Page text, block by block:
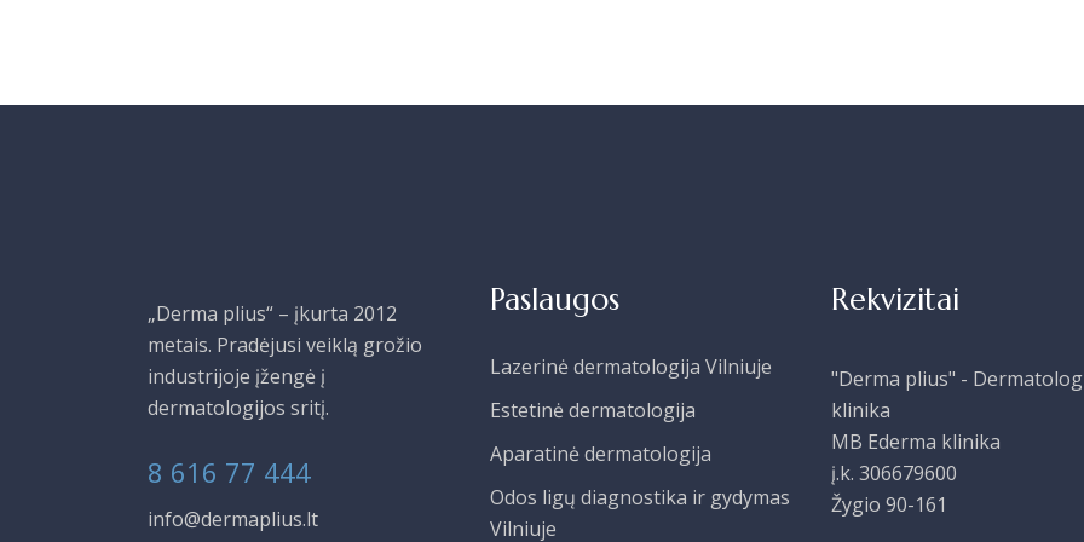
„Derma plius“ – įkurta 2012
metais. Pradėjusi veiklą grožio
industrijoje įžengė į
dermatologijos sritį.
8 616 77 444
info@dermaplius.lt
Paslaugos
Lazerinė dermatologija Vilniuje
Estetinė dermatologija
Aparatinė dermatologija
Odos ligų diagnostika ir gydymas
Vilniuje
Rekvizitai
"Derma plius" -
klinika
MB Ederma klinika
į.k. 306679600
Žygio 90-161